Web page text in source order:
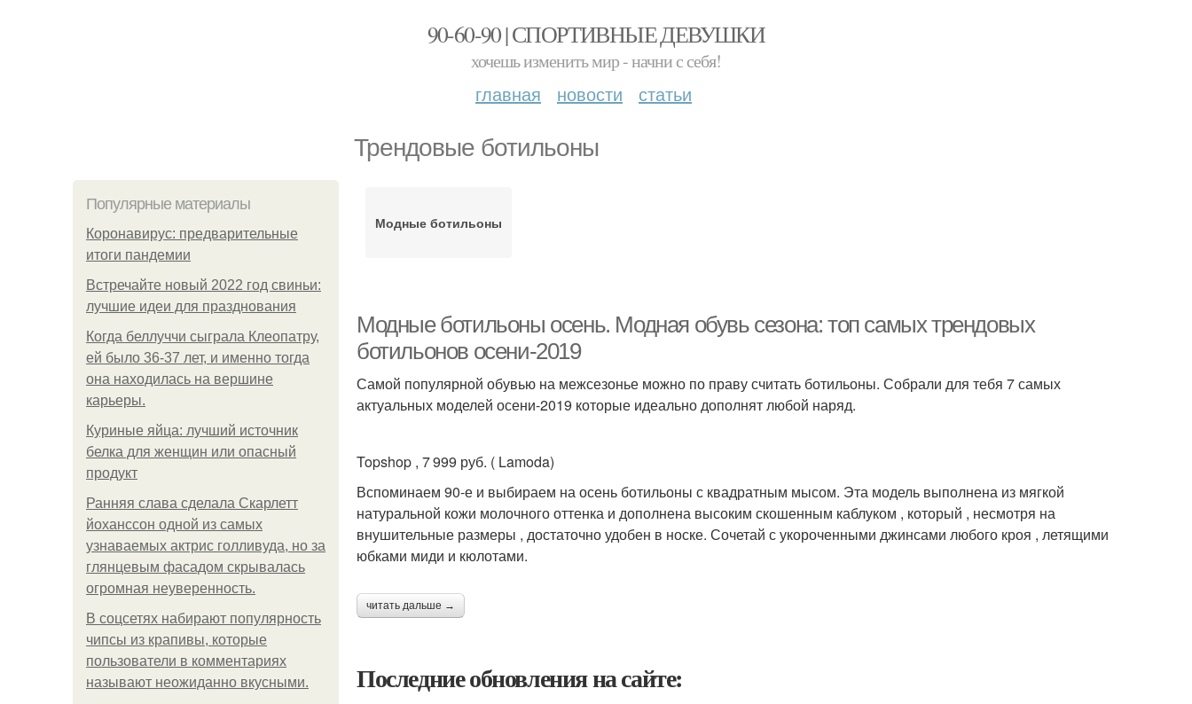
90-60-90 | СПОРТИВНЫЕ ДЕВУШКИ
хочешь изменить мир - начни с себя!
главная новости статьи
Трендовые ботильоны
Популярные материалы
Коронавирус: предварительные
итоги пандемии
Встречайте новый 2022 год свиньи:
лучшие идеи для празднования
Когда беллуччи сыграла Клеопатру,
ей было 36-37 лет, и именно тогда
она находилась на вершине
карьеры.
Куриные яйца: лучший источник
белка для женщин или опасный
продукт
Ранняя слава сделала Скарлетт
йоханссон одной из самых
узнаваемых актрис голливуда, но за
глянцевым фасадом скрывалась
огромная неуверенность.
В соцсетях набирают популярность
чипсы из крапивы, которые
пользователи в комментариях
называют неожиданно вкусными.
Модные ботильоны
Модные ботильоны осень. Модная обувь сезона: топ самых трендовых
ботильонов осени-2019
Самой популярной обувью на межсезонье можно по праву считать ботильоны. Собрали для тебя 7 самых
актуальных моделей осени-2019 которые идеально дополнят любой наряд.
Topshop , 7 999 руб. ( Lamoda)
Вспоминаем 90-е и выбираем на осень ботильоны с квадратным мысом. Эта модель выполнена из мягкой
натуральной кожи молочного оттенка и дополнена высоким скошенным каблуком , который , несмотря на
внушительные размеры , достаточно удобен в носке. Сочетай с укороченными джинсами любого кроя , летящими
юбками миди и кюлотами.
читать дальше →
Последние обновления на сайте: